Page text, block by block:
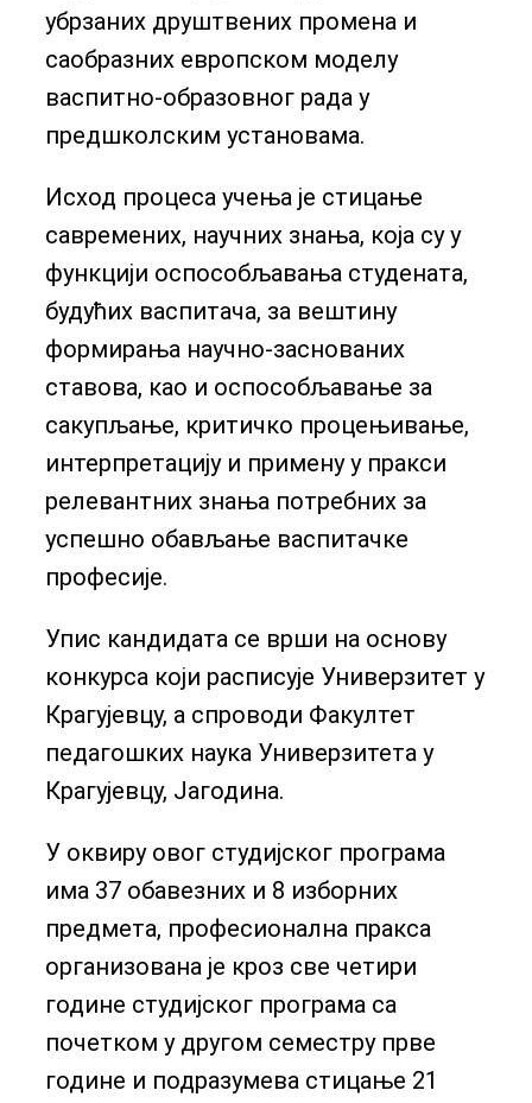
убрзаних друштвених промена и
саобразних европском моделу
васпитно-образовног рада у
предшколским установама.
Исход процеса учења је стицање
савремених, научних знања, која су у
функцији оспособљавања студената,
будућих васпитача, за вештину
формирања научно-заснованих
ставова, као и оспособљавање за
сакупљање, критичко процењивање,
интерпретацију и примену у пракси
релевантних знања потребних за
успешно обављање васпитачке
професије.
Упис кандидата се врши на основу
конкурса који расписује Универзитет у
Крагујевцу, а спроводи Факултет
педагошких наука Универзитета у
Крагујевцу, Јагодина.
У оквиру овог студијског програма
има 37 обавезних и 8 изборних
предмета, професионална пракса
организована је кроз све четири
године студијског програма са
почетком у другом семестру прве
године и подразумева стицање 21